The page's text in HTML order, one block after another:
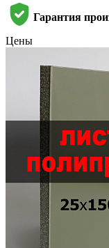
Гарантия
Цены